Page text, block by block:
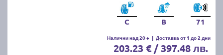
C B 71
Налични над 20 + | Доставка от 1 до 2 дни
203.23 € / 397.48 лв.